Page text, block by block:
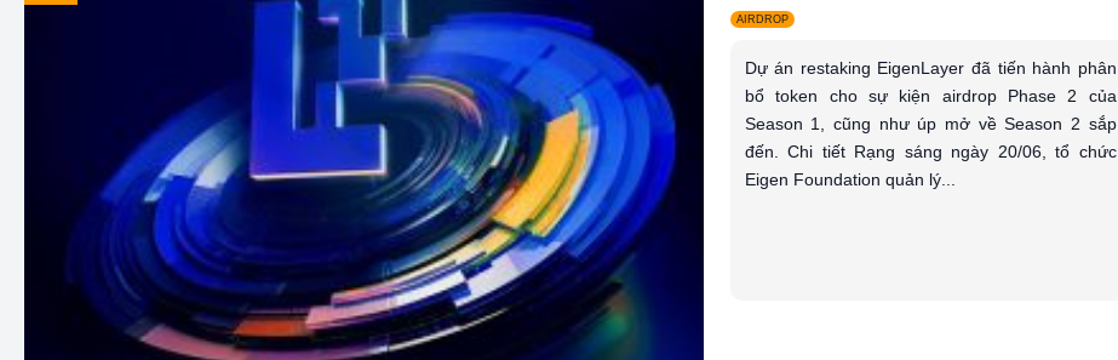
AIRDROP
Dự án restaking EigenLayer đã tiến hành phân
bổ token cho sự kiện airdrop Phase 2 của
Season 1, cũng như úp mở về Season 2 sắp
đến. Chi tiết Rạng sáng ngày 20/06, tổ chức
Eigen Foundation quản lý...